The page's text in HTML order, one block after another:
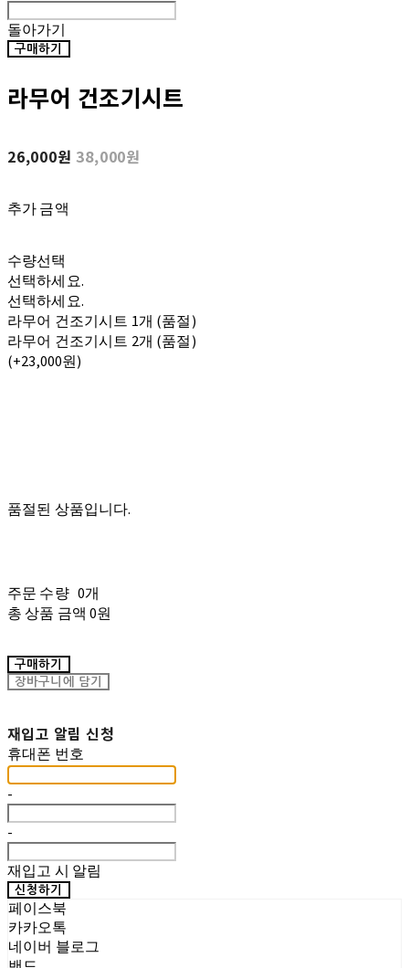
돌아가기
구매하기
라무어 건조기시트
26,000원 38,000원
추가 금액
수량선택
선택하세요.
선택하세요.
라무어 건조기시트 1개 (품절)
라무어 건조기시트 2개 (품절)
(+23,000원)
품절된 상품입니다.
주문 수량 0개
총 상품 금액 0원
구매하기
장바구니에 담기
재입고 알림 신청
휴대폰 번호
-
-
재입고 시 알림
신청하기
페이스북
카카오톡
네이버 블로그